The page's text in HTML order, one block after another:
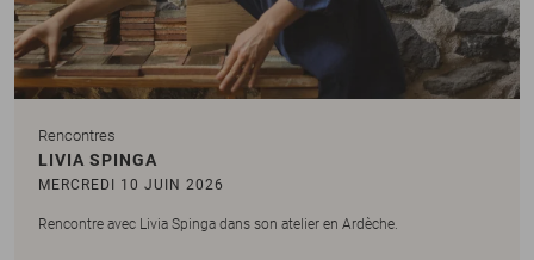
Rencontres
LIVIA SPINGA
MERCREDI 10 JUIN 2026
Rencontre avec Livia Spinga dans son atelier en Ardèche.